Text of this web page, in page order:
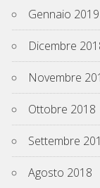
Gennaio 2019
Dicembre
Novembre
Ottobre 2018
Settembre
Agosto 2018